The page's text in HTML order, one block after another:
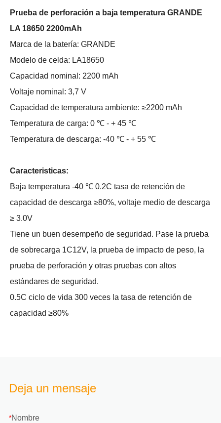
Prueba de perforación a baja temperatura GRANDE
LA 18650 2200mAh
Marca de la batería: GRANDE
Modelo de celda: LA18650
Capacidad nominal: 2200 mAh
Voltaje nominal: 3,7 V
Capacidad de temperatura ambiente: ≥2200 mAh
Temperatura de carga: 0 ℃ - + 45 ℃
Temperatura de descarga: -40 ℃ - + 55 ℃
Caracteristicas:
Baja temperatura -40 ℃ 0.2C tasa de retención de
capacidad de descarga ≥80%, voltaje medio de descarga
≥ 3.0V
Tiene un buen desempeño de seguridad. Pase la prueba
de sobrecarga 1C12V, la prueba de impacto de peso, la
prueba de perforación y otras pruebas con altos
estándares de seguridad.
0.5C ciclo de vida 300 veces la tasa de retención de
capacidad ≥80%
Deja un mensaje
*Nombre